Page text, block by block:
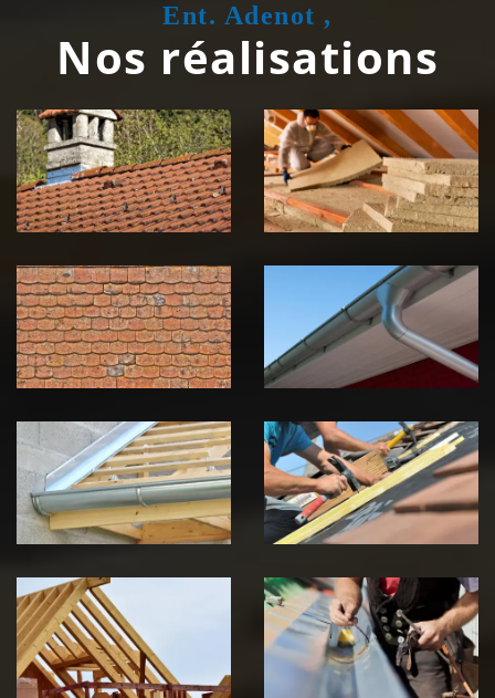
Ent. Adenot ,
Nos réalisations
Couvreur
zingueur 39
Jura
Isolation de
toiture 39
Jura
démoussage de
toiture 39
Jura
pose de
gouttière 39
Jura
Pose de
Chéneau 39
Jura
Réparation de
toiture 39
Jura
Traitement de
charpente 39
Jura
Travaux de
zinguerie 39
Jura